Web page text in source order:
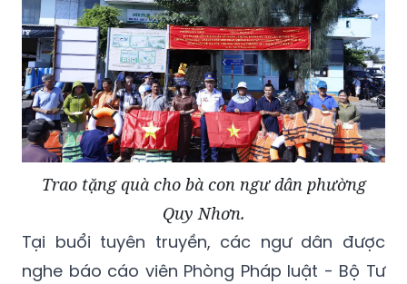
Trao tặng quà cho bà con ngư dân phường
Quy Nhơn.
Tại buổi tuyên truyền, các ngư dân được
nghe báo cáo viên Phòng Pháp luật - Bộ Tư